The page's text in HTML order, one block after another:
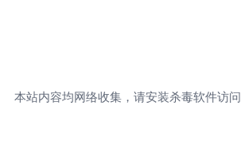
本站内容均网络收集，请安装杀毒软件访问